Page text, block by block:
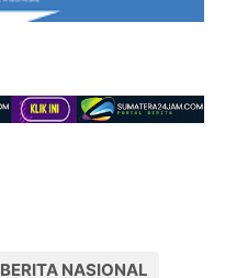
BERITA NASIONAL